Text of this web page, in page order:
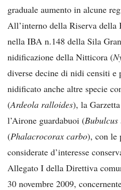
graduale aumento in alcune
All’interno della Riserva della
nella IBA n.148 della Sila
nidificazione della Nitticora (
diverse decine di nidi censiti e
nidificato anche altre specie
(Ardeola ralloides), la
l’Airone guardabuoi (Bubulcus
(Phalacrocorax carbo), con le
considerate d’interesse
Allegato I della Direttiva
30 novembre 2009,